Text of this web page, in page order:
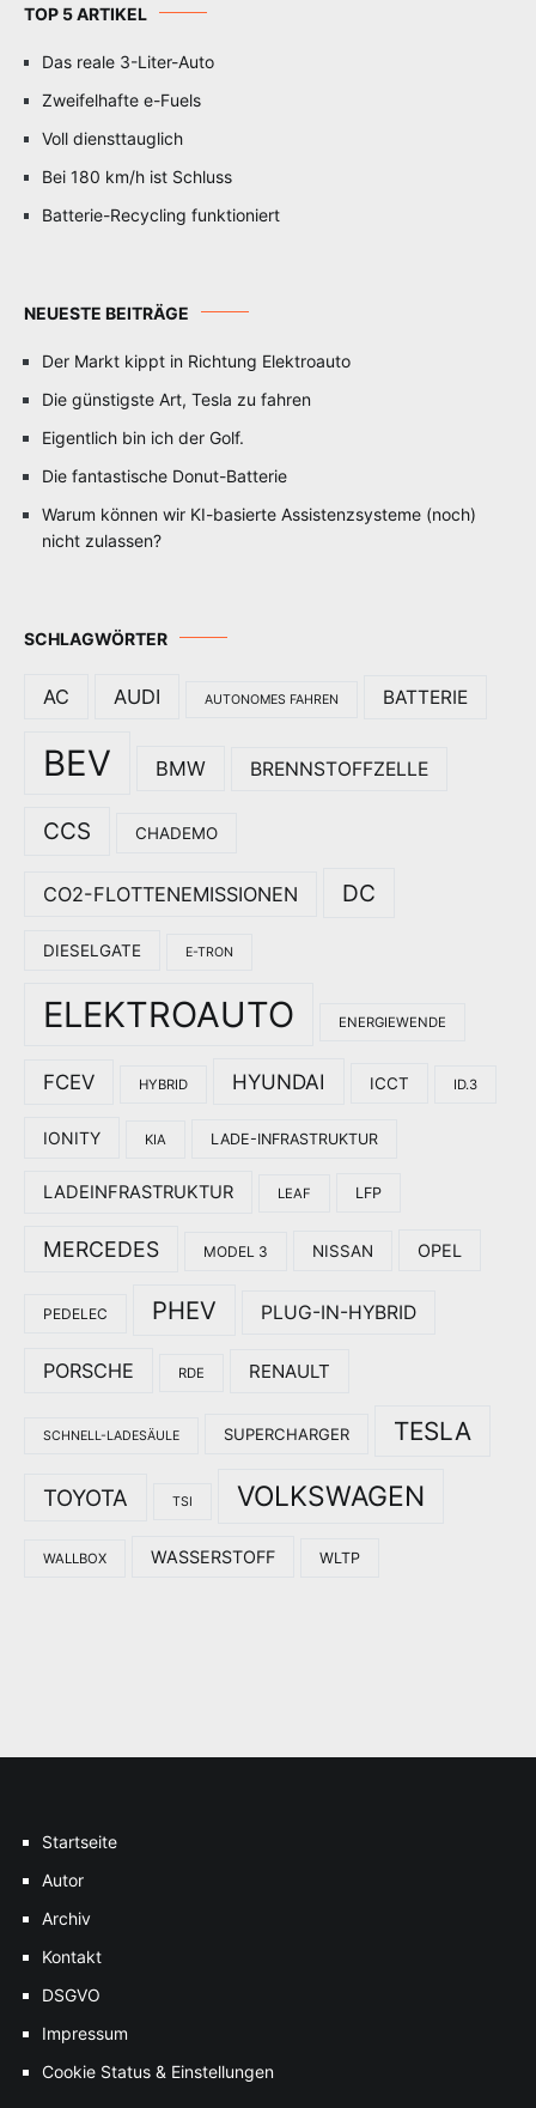
TOP 5 ARTIKEL
Das reale 3-Liter-Auto
Zweifelhafte e-Fuels
Voll diensttauglich
Bei 180 km/h ist Schluss
Batterie-Recycling funktioniert
NEUESTE BEITRÄGE
Der Markt kippt in Richtung Elektroauto
Die günstigste Art, Tesla zu fahren
Eigentlich bin ich der Golf.
Die fantastische Donut-Batterie
Warum können wir KI-basierte Assistenzsysteme (noch)
nicht zulassen?
SCHLAGWÖRTER
AC AUDI AUTONOMES FAHREN BATTERIE
BEV BMW BRENNSTOFFZELLE
CCS CHADEMO
CO2-FLOTTENEMISSIONEN DC
DIESELGATE E-TRON
ELEKTROAUTO ENERGIEWENDE
FCEV HYBRID HYUNDAI ICCT ID.3
IONITY KIA LADE-INFRASTRUKTUR
LADEINFRASTRUKTUR LEAF LFP
MERCEDES MODEL 3 NISSAN OPEL
PEDELEC PHEV PLUG-IN-HYBRID
PORSCHE RDE RENAULT
SCHNELL-LADESÄULE SUPERCHARGER TESLA
TOYOTA TSI VOLKSWAGEN
WALLBOX WASSERSTOFF WLTP
Startseite
Autor
Archiv
Kontakt
DSGVO
Impressum
Cookie Status & Einstellungen